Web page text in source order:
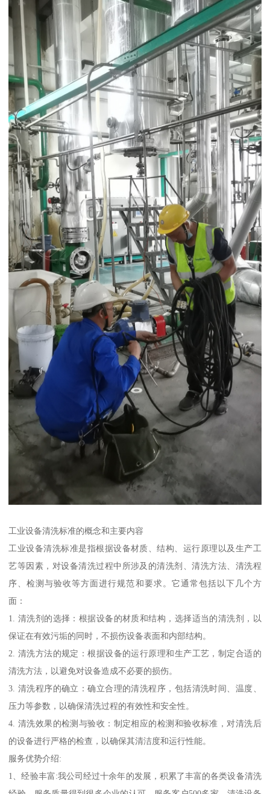
工业设备清洗标准的概念和主要内容
工业设备清洗标准是指根据设备材质、结构、运行原理以及生产工
艺等因素，对设备清洗过程中所涉及的清洗剂、清洗方法、清洗程
序、检测与验收等方面进行规范和要求。它通常包括以下几个方
面：
1. 清洗剂的选择：根据设备的材质和结构，选择适当的清洗剂，以
保证在有效污垢的同时，不损伤设备表面和内部结构。
2. 清洗方法的规定：根据设备的运行原理和生产工艺，制定合适的
清洗方法，以避免对设备造成不必要的损伤。
3. 清洗程序的确立：确立合理的清洗程序，包括清洗时间、温度、
压力等参数，以确保清洗过程的有效性和安全性。
4. 清洗效果的检测与验收：制定相应的检测和验收标准，对清洗后
的设备进行严格的检查，以确保其清洁度和运行性能。
服务优势介绍:
1、经验丰富:我公司经过十余年的发展，积累了丰富的各类设备清洗